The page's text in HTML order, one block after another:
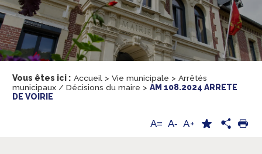
Vous êtes ici : Accueil > Vie municipale > Arrêtés
municipaux / Décisions du maire > AM 108.2024 ARRETE
DE VOIRIE
A= A- A+